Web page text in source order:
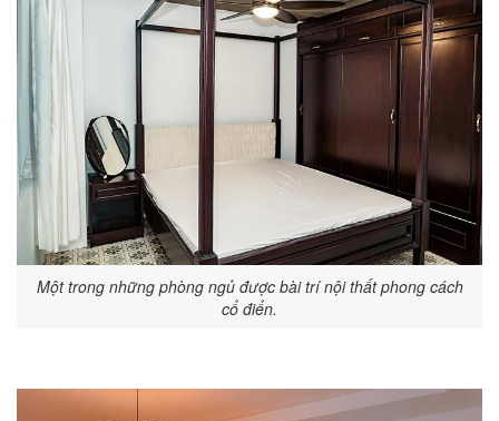
Một trong những phòng ngủ được bài trí nội thất phong cách
cổ điển.